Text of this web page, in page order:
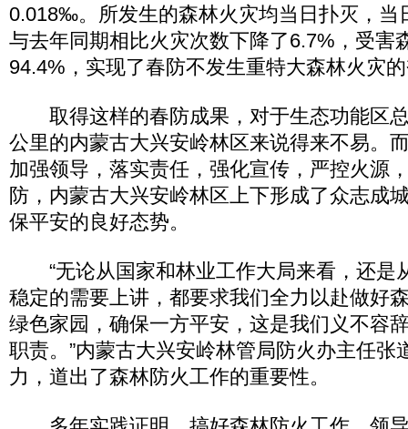
0.018‰。所发生的森林火灾均当日扑灭，当
与去年同期相比火灾次数下降了6.7%，受害
94.4%，实现了春防不发生重特大森林火灾
取得这样的春防成果，对于生态功能区
公里的内蒙古大兴安岭林区来说得来不易。
加强领导，落实责任，强化宣传，严控火源
防，内蒙古大兴安岭林区上下形成了众志成
保平安的良好态势。
“无论从国家和林业工作大局来看，还是
稳定的需要上讲，都要求我们全力以赴做好
绿色家园，确保一方平安，这是我们义不容
职责。”内蒙古大兴安岭林管局防火办主任张
力，道出了森林防火工作的重要性。